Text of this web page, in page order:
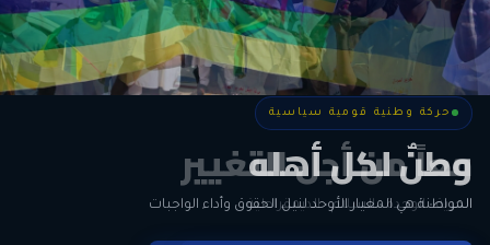
حركة وطنية قومية سياسية
وطنٌ لكل أهله
المواطنة هي المعيار الأوحد لنيل الحقوق وأداء الواجبات
حركة وطنية قومية سياسية
معاً من أجل التغيير
الحرية • الوحدة • السلام • الديمقراطية